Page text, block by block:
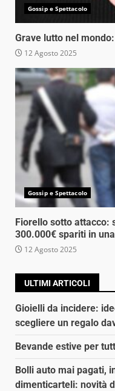
Gossip e Spettacolo
Grave lutto nel
12 Agosto 2025
Gossip e Spettacolo
Fiorello sotto attacco:
300.000€ spariti in
12 Agosto 2025
ULTIMI ARTICOLI
Gioielli da incidere:
scegliere un regalo
Bevande estive per
Bolli auto mai pagati,
dimenticarteli: novità